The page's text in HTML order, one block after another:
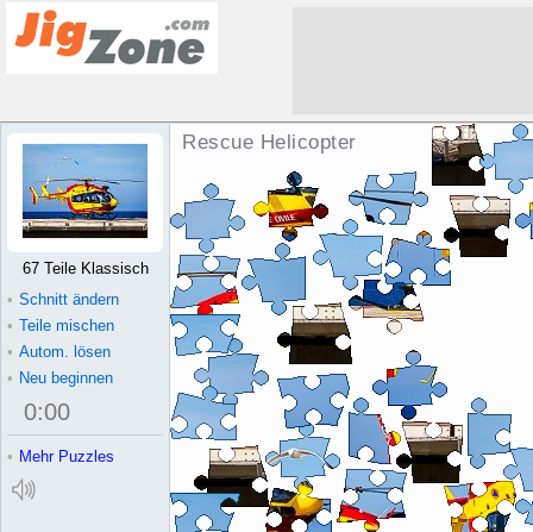
Rescue Helicopter Puzzle
67 Teile Klassisch
• Schnitt ändern
• Teile mischen
• Autom. lösen
• Neu beginnen
0:00
• Mehr Puzzles